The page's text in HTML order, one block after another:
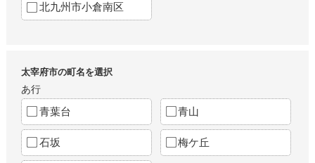
北九州市小倉南区
太宰府市の町名を選択
あ行
青葉台 青山
石坂 梅ケ丘